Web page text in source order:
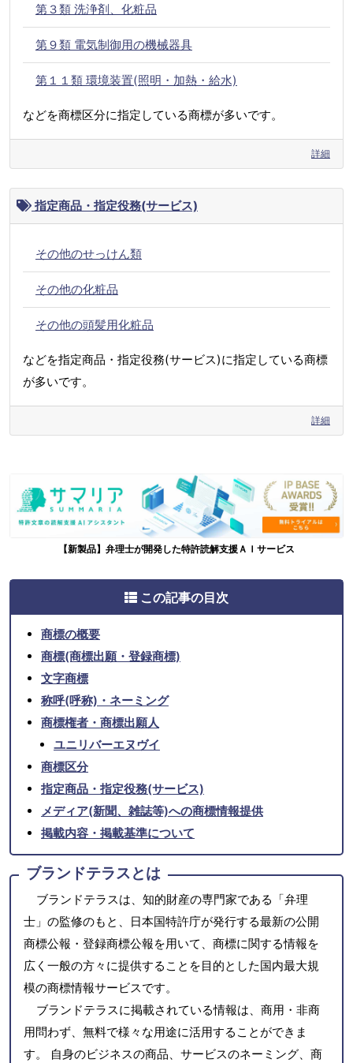
第３類 洗浄剤、化粧品
第９類 電気制御用の機械器具
第１１類 環境装置(照明・加熱・給水)
などを商標区分に指定している商標が多いです。
詳細
指定商品・指定役務(サービス)
その他のせっけん類
その他の化粧品
その他の頭髪用化粧品
などを指定商品・指定役務(サービス)に指定している商標
が多いです。
詳細
【新製品】弁理士が開発した特許読解支援ＡＩサービス
この記事の目次
商標の概要
商標(商標出願・登録商標)
文字商標
称呼(呼称)・ネーミング
商標権者・商標出願人
ユニリバーエヌヴイ
商標区分
指定商品・指定役務(サービス)
メディア(新聞、雑誌等)への商標情報提供
掲載内容・掲載基準について
ブランドテラスとは
ブランドテラスは、知的財産の専門家である「弁理
士」の監修のもと、日本国特許庁が発行する最新の公開
商標公報・登録商標公報を用いて、商標に関する情報を
広く一般の方々に提供することを目的とした国内最大規
模の商標情報サービスです。
ブランドテラスに掲載されている情報は、商用・非商
用問わず、無料で様々な用途に活用することができま
す。 自身のビジネスの商品、サービスのネーミング、商